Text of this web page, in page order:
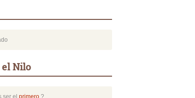
Nilo
ser el primero?